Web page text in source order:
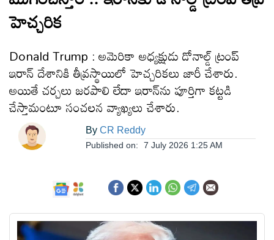
తాజా
వార్తలు
తెలంగాణ
ఆంధ్రప్రదేశ్
జాతీయం
అంతర్జాతీయం
హెచ్చరిక
Donald Trump : అమెరికా అధ్యక్షుడు డోనాల్డ్ ట్రంప్
ఇరాన్ దేశానికి తీవ్రస్థాయిలో హెచ్చరికలు జారీ చేశారు.
అయితే చర్చలు జరపాలి లేదా ఇరాన్‌ను పూర్తిగా కట్టడి
చేస్తామంటూ సంచలన వ్యాఖ్యలు చేశారు.
By CR Reddy
Published on: 7 July 2026 1:25 AM